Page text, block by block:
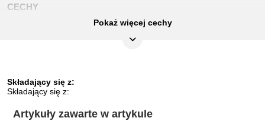
CECHY
Jednostka opakowaniowa:
Pokaż więcej cechy
Składający się z:
Składający się z:
Artykuły zawarte w artykule